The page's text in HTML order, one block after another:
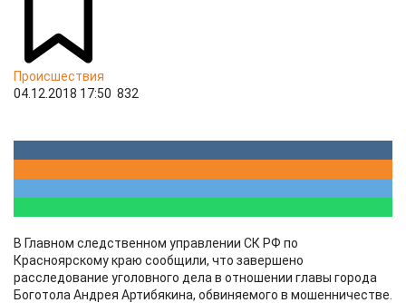
Происшествия
04.12.2018 17:50 832
В Главном следственном управлении СК РФ по
Красноярскому краю сообщили, что завершено
расследование уголовного дела в отношении главы города
Боготола Андрея Артибякина, обвиняемого в мошенничестве.